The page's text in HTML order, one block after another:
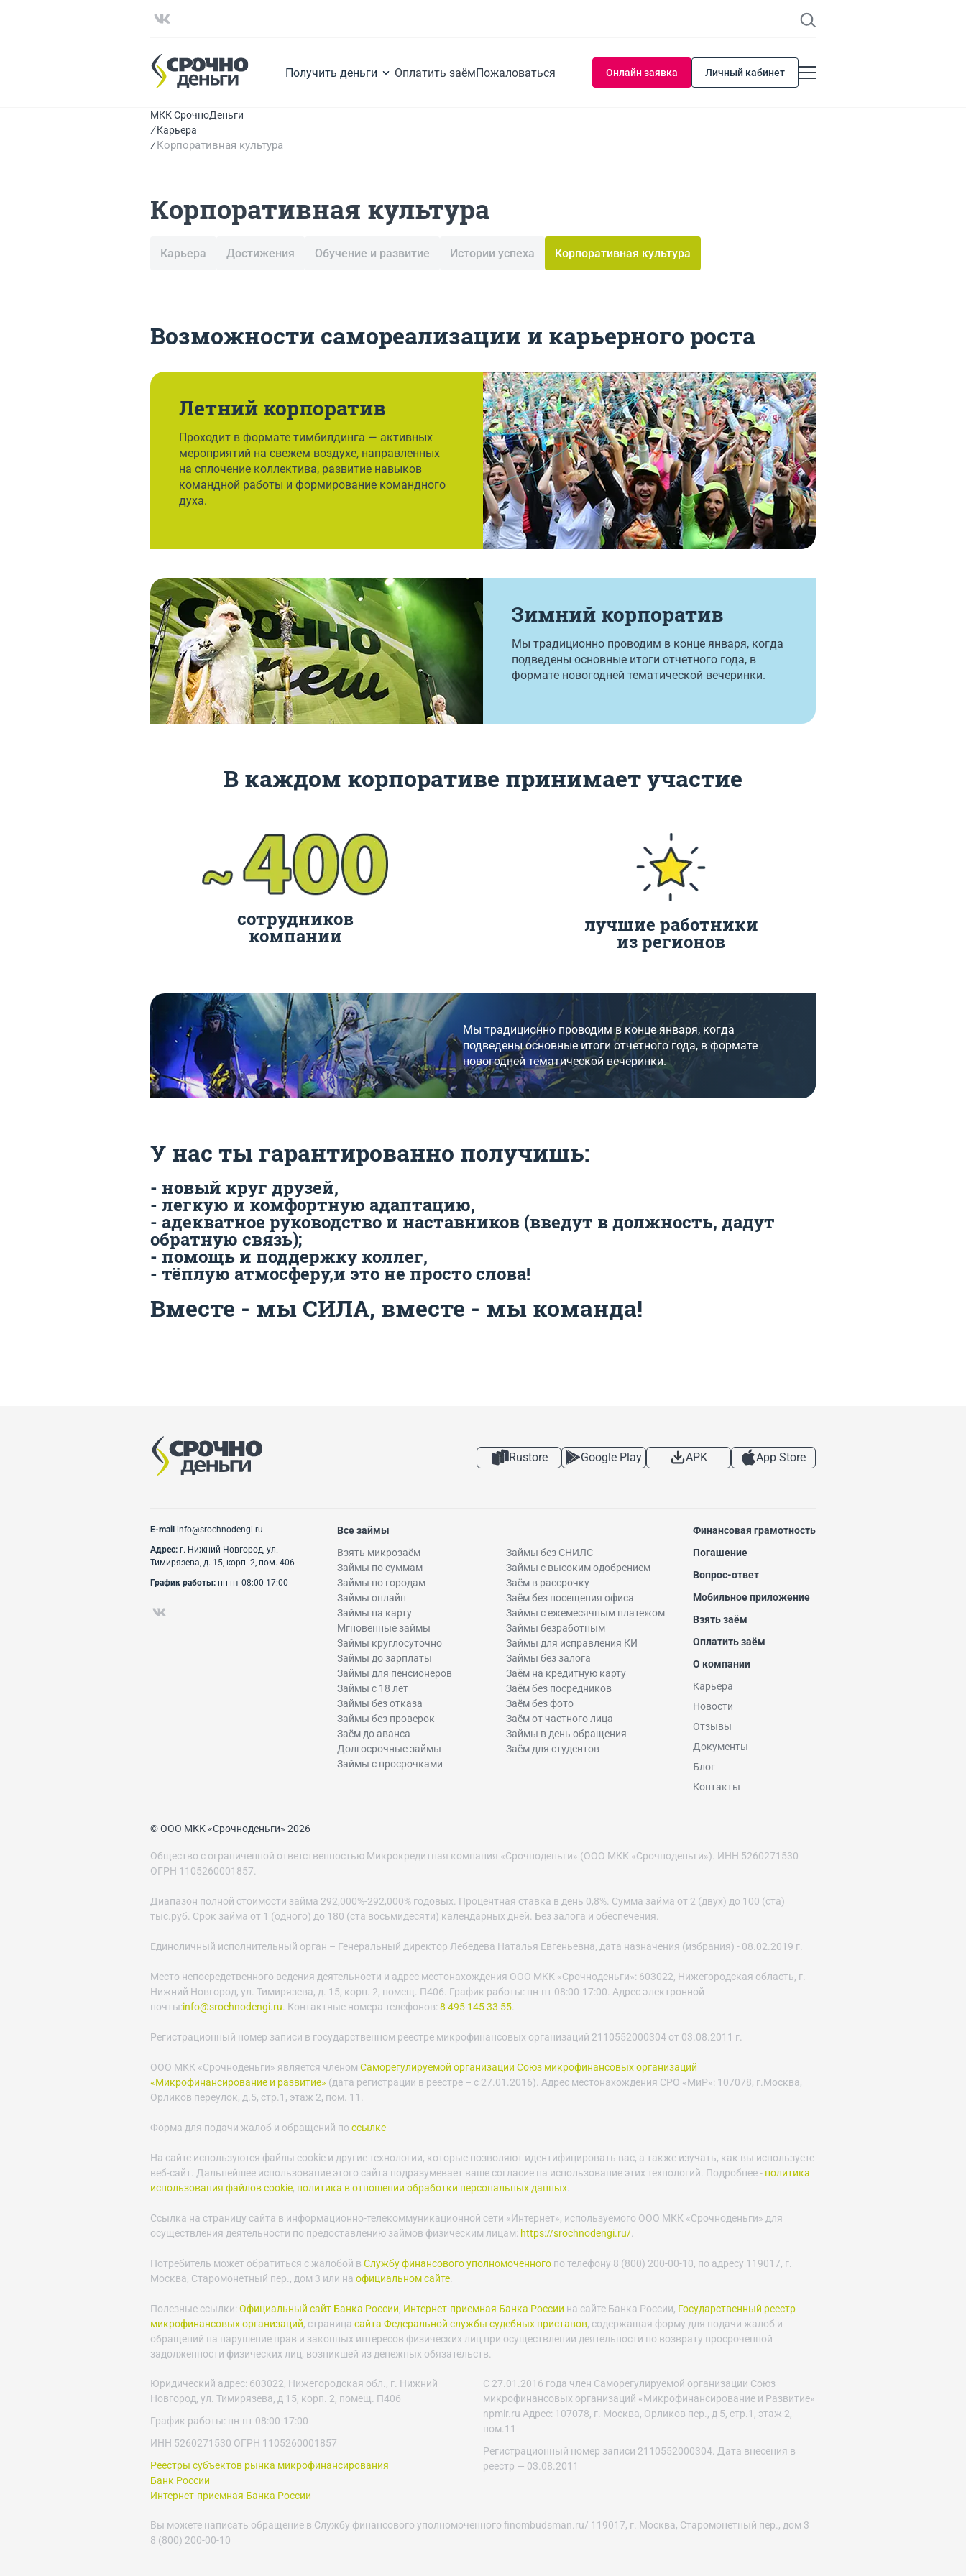
Получить деньги Оплатить заёмПожаловаться Онлайн заявка Личный кабинет
МКК СрочноДеньги
Карьера
Корпоративная культура
Корпоративная культура
Карьера Достижения Обучение и развитие Истории успеха Корпоративная культура
Возможности самореализации и карьерного роста
Летний корпоратив
Проходит в формате тимбилдинга — активных
мероприятий на свежем воздухе, направленных
на сплочение коллектива, развитие навыков
командной работы и формирование командного
духа.
Зимний корпоратив
Мы традиционно проводим в конце января, когда
подведены основные итоги отчетного года, в
формате новогодней тематической вечеринки.
В каждом корпоративе принимает участие
сотрудников
компании лучшие работники
из регионов
Мы традиционно проводим в конце января, когда
подведены основные итоги отчетного года, в формате
новогодней тематической вечеринки.
У нас ты гарантированно получишь:
- новый круг друзей,
- легкую и комфортную адаптацию,
- адекватное руководство и наставников (введут в должность, дадут
обратную связь);
- помощь и поддержку коллег,
- тёплую атмосферу,и это не просто слова!
Вместе - мы СИЛА, вместе - мы команда!
Rustore Google Play APK App Store
E-mail info@srochnodengi.ru
Адрес: г. Нижний Новгород, ул.
Тимирязева, д. 15, корп. 2, пом. 406
График работы: пн-пт 08:00-17:00
Все займы
Взять микрозаём
Займы по суммам
Займы по городам
Займы онлайн
Займы на карту
Мгновенные займы
Займы круглосуточно
Займы до зарплаты
Займы для пенсионеров
Займы с 18 лет
Займы без отказа
Займы без проверок
Заём до аванса
Долгосрочные займы
Займы с просрочками
Займы без СНИЛС
Займы с высоким одобрением
Заём в рассрочку
Заём без посещения офиса
Займы с ежемесячным платежом
Займы безработным
Займы для исправления КИ
Займы без залога
Заём на кредитную карту
Заём без посредников
Заём без фото
Заём от частного лица
Займы в день обращения
Заём для студентов
Финансовая грамотность
Погашение
Вопрос-ответ
Мобильное приложение
Взять заём
Оплатить заём
О компании
Карьера
Новости
Отзывы
Документы
Блог
Контакты
© ООО МКК «Срочноденьги» 2026
Общество с ограниченной ответственностью Микрокредитная компания «Срочноденьги» (ООО МКК «Срочноденьги»). ИНН 5260271530
ОГРН 1105260001857.
Диапазон полной стоимости займа 292,000%-292,000% годовых. Процентная ставка в день 0,8%. Сумма займа от 2 (двух) до 100 (ста)
тыс.руб. Срок займа от 1 (одного) до 180 (ста восьмидесяти) календарных дней. Без залога и обеспечения.
Единоличный исполнительный орган – Генеральный директор Лебедева Наталья Евгеньевна, дата назначения (избрания) - 08.02.2019 г.
Место непосредственного ведения деятельности и адрес местонахождения ООО МКК «Срочноденьги»: 603022, Нижегородская область, г.
Нижний Новгород, ул. Тимирязева, д. 15, корп. 2, помещ. П406. График работы: пн-пт 08:00-17:00. Адрес электронной
почты:info@srochnodengi.ru . Контактные номера телефонов: 8 495 145 33 55
Регистрационный номер записи в государственном реестре микрофинансовых организаций 2110552000304 от 03.08.2011 г.
ООО МКК «Срочноденьги» является членом Саморегулируемой организации Союз микрофинансовых организаций
«Микрофинансирование и развитие» (дата регистрации в реестре – с 27.01.2016). Адрес местонахождения СРО «МиР»: 107078, г.Москва,
Орликов переулок, д.5, стр.1, этаж 2, пом. 11.
Форма для подачи жалоб и обращений по ссылке
На сайте используются файлы cookie и другие технологии, которые позволяют идентифицировать вас, а также изучать, как вы используете
веб-сайт. Дальнейшее использование этого сайта подразумевает ваше согласие на использование этих технологий. Подробнее - политика
использования файлов cookie, политика в отношении обработки персональных данных
Ссылка на страницу сайта в информационно-телекоммуникационной сети «Интернет», используемого ООО МКК «Срочноденьги» для
осуществления деятельности по предоставлению займов физическим лицам: https://srochnodengi.ru/
Потребитель может обратиться с жалобой в Службу финансового уполномоченного по телефону 8 (800) 200-00-10, по адресу 119017, г.
Москва, Старомонетный пер., дом 3 или на официальном сайте
Полезные ссылки: Официальный сайт Банка России, Интернет-приемная Банка России на сайте Банка России, Государственный реестр
микрофинансовых организаций, страница сайта Федеральной службы судебных приставов, содержащая форму для подачи жалоб и
обращений на нарушение прав и законных интересов физических лиц при осуществлении деятельности по возврату просроченной
задолженности физических лиц, возникшей из денежных обязательств.
Юридический адрес: 603022, Нижегородская обл., г. Нижний
Новгород, ул. Тимирязева, д 15, корп. 2, помещ. П406
График работы: пн-пт 08:00-17:00
ИНН 5260271530 ОГРН 1105260001857
Реестры субъектов рынка микрофинансирования
Банк России
Интернет-приемная Банка России
С 27.01.2016 года член Саморегулируемой организации Союз
микрофинансовых организаций «Микрофинансирование и Развитие»
npmir.ru Адрес: 107078, г. Москва, Орликов пер., д 5, стр.1, этаж 2,
пом.11
Регистрационный номер записи 2110552000304. Дата внесения в
реестр — 03.08.2011
Вы можете написать обращение в Службу финансового уполномоченного finombudsman.ru/ 119017, г. Москва, Старомонетный пер., дом 3
8 (800) 200-00-10